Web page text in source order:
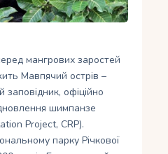
мангрових заростей
Мавпячий острів –
заповідник, офіційно
шимпанзе
Project, CRP).
парку Річкової